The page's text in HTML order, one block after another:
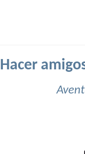
Hacer